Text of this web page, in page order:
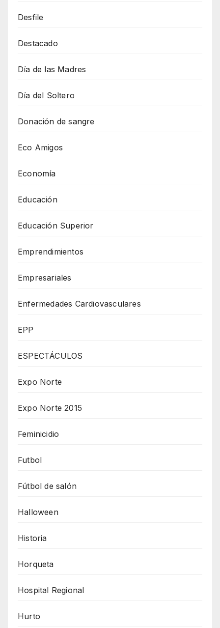
Desfile
Destacado
Día de las Madres
Día del Soltero
Donación de sangre
Eco Amigos
Economía
Educación
Educación Superior
Emprendimientos
Empresariales
Enfermedades Cardiovasculares
EPP
ESPECTÁCULOS
Expo Norte
Expo Norte 2015
Feminicidio
Futbol
Fútbol de salón
Halloween
Historia
Horqueta
Hospital Regional
Hurto